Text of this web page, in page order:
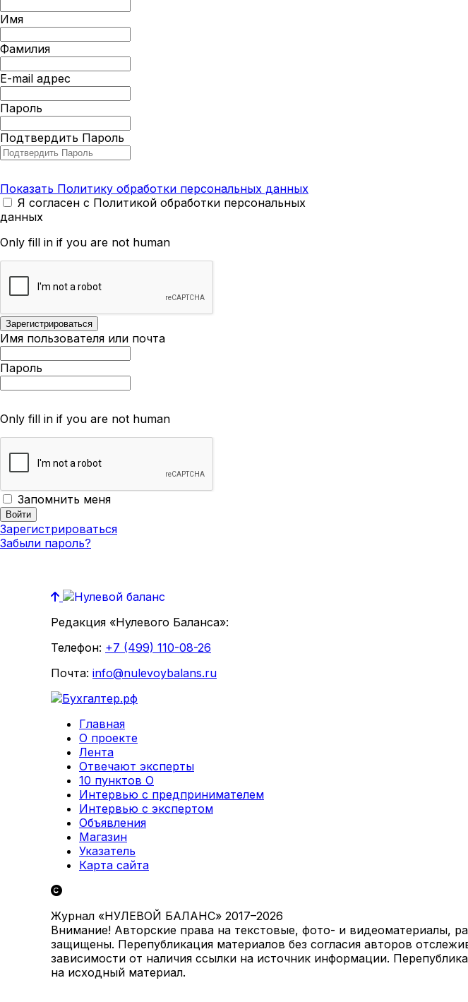
Имя
Фамилия
E-mail адрес
Пароль
Подтвердить Пароль
Показать Политику обработки персональных данных
Я согласен с Политикой обработки персональных
данных
Only fill in if you are not human
Имя пользователя или почта
Пароль
Only fill in if you are not human
Запомнить меня
Зарегистрироваться
Забыли пароль?
Редакция «Нулевого Баланса»:
Телефон: +7 (499) 110-08-26
Почта: info@nulevoybalans.ru
Главная
О проекте
Лента
Отвечают эксперты
10 пунктов О
Интервью с предпринимателем
Интервью с экспертом
Объявления
Магазин
Указатель
Карта сайта
Журнал «НУЛЕВОЙ БАЛАНС» 2017–2026
Внимание! Авторские права на текстовые, фото- и видеоматериалы,
защищены. Перепубликация материалов без согласия авторов
зависимости от наличия ссылки на источник информации.
на исходный материал.